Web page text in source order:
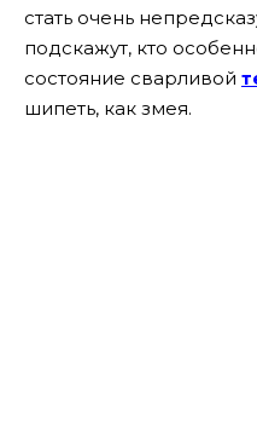
стать очень
подскажут, кто
состояние сварливой
шипеть, как змея.